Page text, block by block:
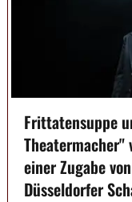
Frittatensuppe
einer Zugabe
Düsseldorfer